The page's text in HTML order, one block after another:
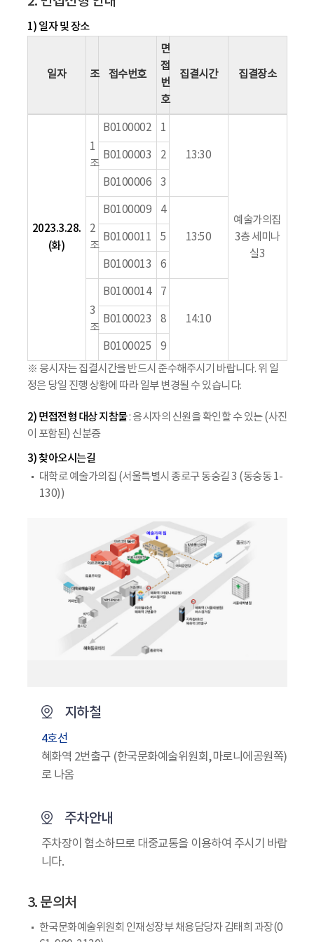
1) 일자 및 장소
일자 조 접수번호
면
접
번
호
집결시간 집결장소
2023.3.28.
(화)
1
조
B0100002 1
13:30
예술가의집
3층 세미나
실3
B0100003 2
B0100006 3
2
조
B0100009 4
13:50
B0100011 5
B0100013 6
3
조
B0100014 7
14:10
B0100023 8
B0100025
9
※ 응시자는 집결시간을 반드시 준수해주시기 바랍니다. 위 일
정은 당일 진행 상황에 따라 일부 변경될 수 있습니다.
2) 면접전형 대상 지참물: 응시자의 신원을 확인할 수 있는 (사진
이 포함된) 신분증
3) 찾아오시는길
대학로 예술가의집 (서울특별시 종로구 동숭길 3 (동숭동 1-
130))
지하철
4호선
혜화역 2번출구 (한국문화예술위원회,마로니에공원쪽)
로 나옴
주차안내
주차장이 협소하므로 대중교통을 이용하여 주시기 바랍
니다.
3. 문의처
한국문화예술위원회 인재성장부 채용담당자 김태희 과장(0